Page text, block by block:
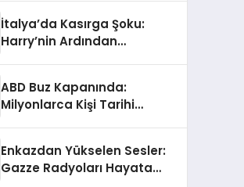
İtalya’da Kasırga Şoku:
Harry’nin Ardından
ABD Buz Kapanında:
Milyonlarca Kişi Tarihi
Enkazdan Yükselen Sesler:
Gazze Radyoları Hayata